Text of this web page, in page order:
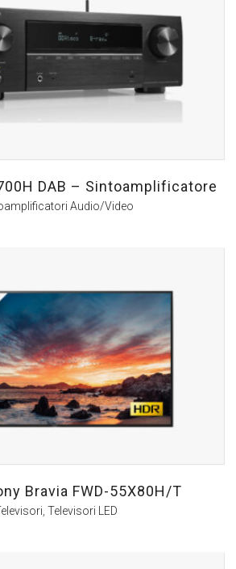
DAB – Sintoamplificatore
Audio/Video
Bravia FWD-55X80H/T
Televisori LED